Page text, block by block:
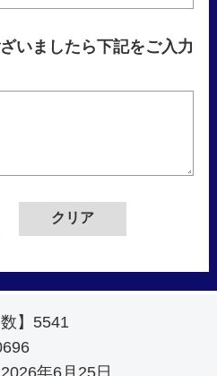
いましたら下記をご入力
】 5541
2026年6月25日